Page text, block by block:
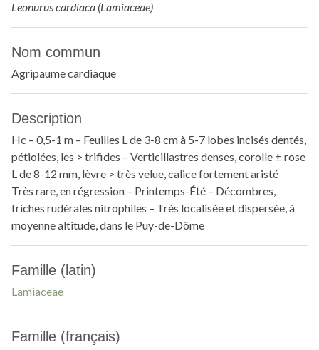
Leonurus cardiaca (Lamiaceae)
Nom commun
Agripaume cardiaque
Description
Hc – 0,5-1 m – Feuilles L de 3-8 cm à 5-7 lobes incisés dentés,
pétiolées, les > trifides – Verticillastres denses, corolle ± rose
L de 8-12 mm, lèvre > très velue, calice fortement aristé
Très rare, en régression – Printemps-Été – Décombres,
friches rudérales nitrophiles – Très localisée et dispersée, à
moyenne altitude, dans le Puy-de-Dôme
Famille (latin)
Lamiaceae
Famille (français)